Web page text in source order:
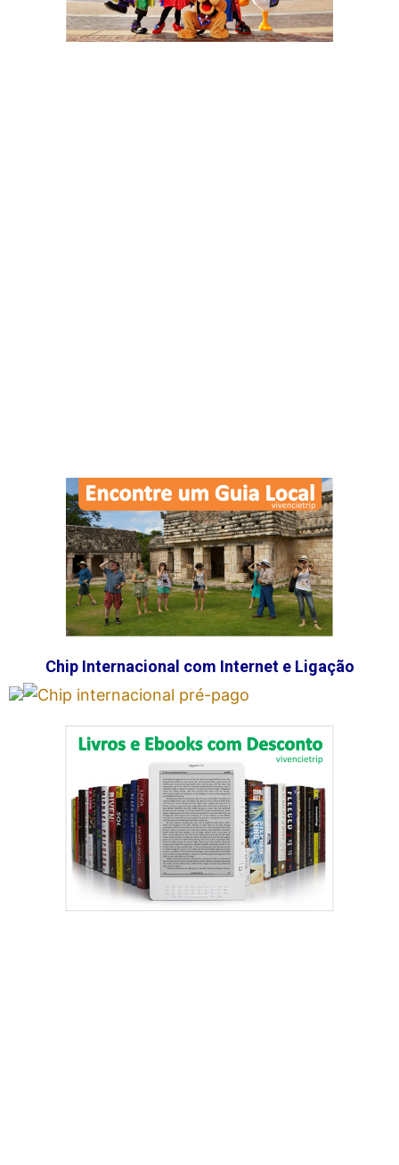
Chip Internacional com Internet e Ligação